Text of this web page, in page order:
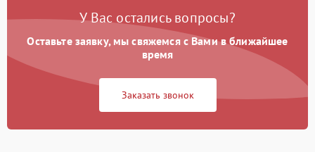
У Вас остались вопросы?
Оставьте заявку, мы свяжемся с Вами в ближайшее
время
Заказать звонок